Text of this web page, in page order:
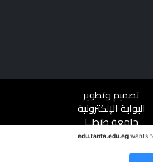
تصميم وتطوير
البوابة الإلكترونية
جامعة طنطــا
جميع الحقوق
محفوظة ©
edu.tanta.edu.eg wants